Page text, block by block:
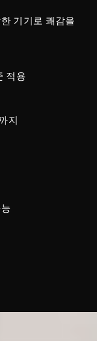
기기로 쾌감을
적용
지